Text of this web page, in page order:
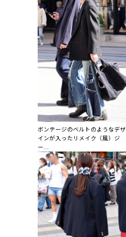
ボンテージのベルトのようなデザ
インが入ったリメイク（風）ジ
ー...